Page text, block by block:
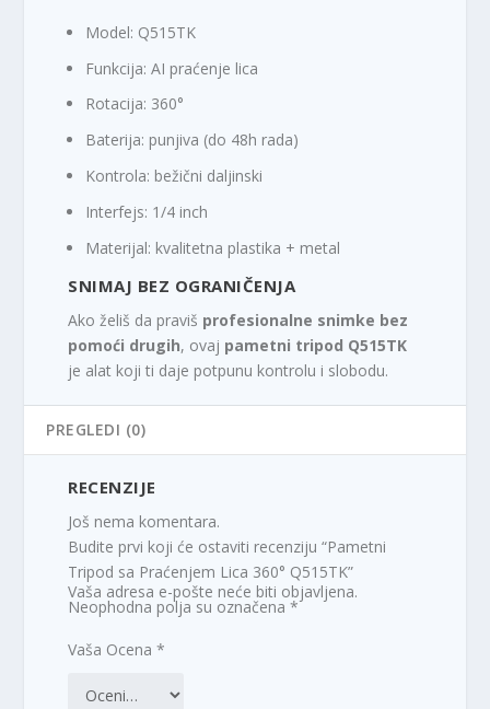
Model: Q515TK
Funkcija: AI praćenje lica
Rotacija: 360°
Baterija: punjiva (do 48h rada)
Kontrola: bežični daljinski
Interfejs: 1/4 inch
Materijal: kvalitetna plastika + metal
SNIMAJ BEZ OGRANIČENJA
Ako želiš da praviš profesionalne snimke bez
pomoći drugih, ovaj pametni tripod Q515TK
je alat koji ti daje potpunu kontrolu i slobodu.
PREGLEDI (0)
RECENZIJE
Još nema komentara.
Budite prvi koji će ostaviti recenziju “Pametni
Tripod sa Praćenjem Lica 360° Q515TK”
Vaša adresa e-pošte neće biti objavljena.
Neophodna polja su označena*
Vaša Ocena*